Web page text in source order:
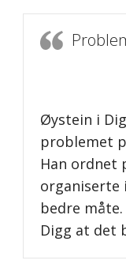
Øystein i
problemet
Han ordnet
organiserte
bedre måte.
Digg at det